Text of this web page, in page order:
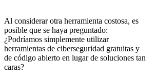
Al considerar otra herramienta costosa, es
posible que se haya preguntado:
¿Podríamos simplemente utilizar
herramientas de ciberseguridad gratuitas y
de código abierto en lugar de soluciones tan
caras?